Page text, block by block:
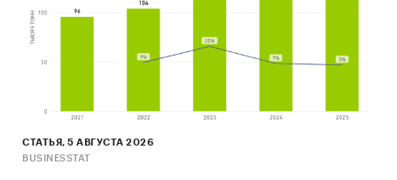
СТАТЬЯ, 5 АВГУСТА 2026
BUSINESSTAT